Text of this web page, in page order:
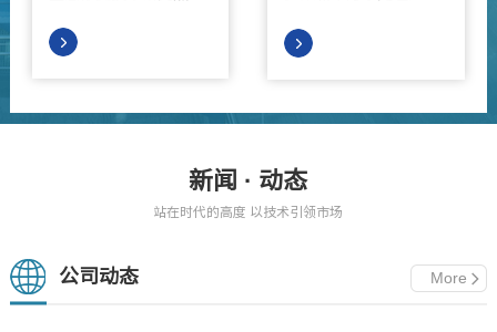
点，苏净环保新材料技
术团队研发出一种人工
系统借鉴了生物浮动生
卓有成效的地表城市河
道水体净化修复方法，
程度降解污染的特点，
普遍使用的技术，在常
温下处理效果较好。然
而，我国北方地区和高
寒地区，污水处理效果
影响较大，随着水温的
降低，活性污泥的活性
到严重的冲击。当温度
新闻 · 动态
站在时代的高度 以技术引领市场
公司动态 More